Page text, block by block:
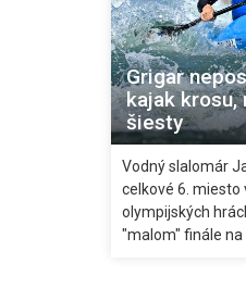
Grigar
kajak krosu,
šiesty
Vodný slalomár
celkové 6. miesto
olympijských
"malom" finále